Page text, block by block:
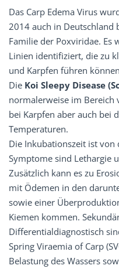
Das Carp Edema Virus
2014 auch in Deutschland
Familie der Poxviridae. Es
Linien identifiziert, die zu
und Karpfen führen
Die Koi Sleepy Disease
normalerweise im Bereich
bei Karpfen aber auch bei
Temperaturen.
Die Inkubationszeit ist von
Symptome sind Lethargie
Zusätzlich kann es zu
mit Ödemen in den
sowie einer
Kiemen kommen.
Differentialdiagnostisch
Spring Viraemia of Carp
Belastung des Wassers